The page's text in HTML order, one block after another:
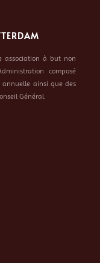
association à but non
composé
annuelle ainsi que des
Général.